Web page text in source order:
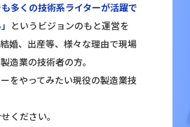
も多くの技術系ライターが活躍で
というビジョンのもと運営を
婚、出産等、様々な理由で現場
造業の技術者の方。
をやってみたい現役の製造業技
ください。